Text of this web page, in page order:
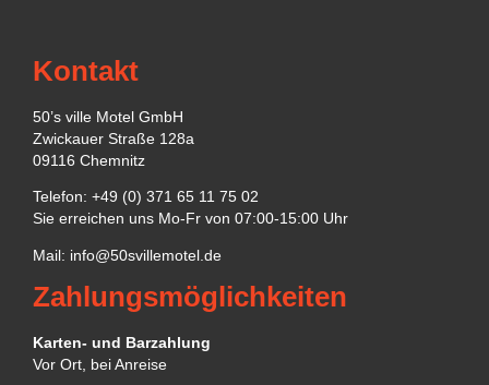
Kontakt
50’s ville Motel GmbH
Zwickauer Straße 128a
09116 Chemnitz
Telefon: +49 (0) 371 65 11 75 02
Sie erreichen uns Mo-Fr von 07:00-15:00 Uhr
Mail: info@50svillemotel.de
Zahlungsmöglichkeiten
Karten- und Barzahlung
Vor Ort, bei Anreise